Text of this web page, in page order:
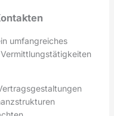
umfangreiches